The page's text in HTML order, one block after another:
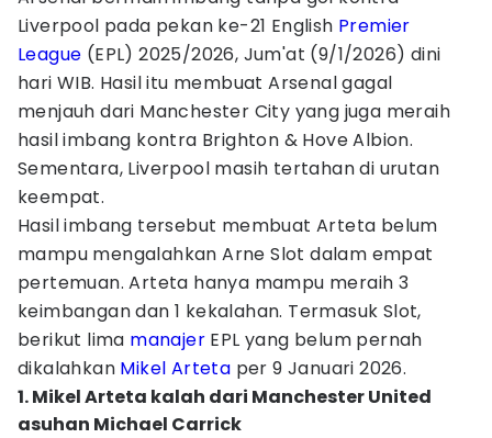
Liverpool pada pekan ke-21 English Premier
League (EPL) 2025/2026, Jum'at (9/1/2026) dini
hari WIB. Hasil itu membuat Arsenal gagal
menjauh dari Manchester City yang juga meraih
hasil imbang kontra Brighton & Hove Albion.
Sementara, Liverpool masih tertahan di urutan
keempat.
Hasil imbang tersebut membuat Arteta belum
mampu mengalahkan Arne Slot dalam empat
pertemuan. Arteta hanya mampu meraih 3
keimbangan dan 1 kekalahan. Termasuk Slot,
berikut lima manajer EPL yang belum pernah
dikalahkan Mikel Arteta per 9 Januari 2026.
1. Mikel Arteta kalah dari Manchester United
asuhan Michael Carrick